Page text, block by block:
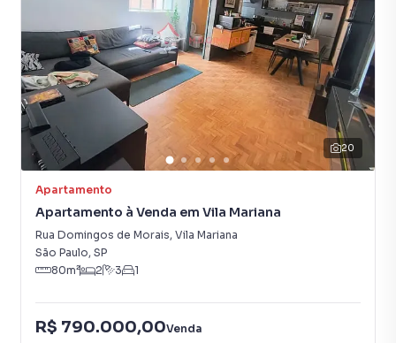
20
Apartamento
Apartamento à Venda em Vila Mariana
Rua Domingos de Morais, Vila Mariana
São Paulo, SP
80m² 2 3 1
R$ 790.000,00Venda